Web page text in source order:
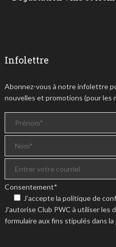
Infolettre
Abonnez-vous à notre infolettre
nouvelles et promotions (pour les
Consentement*
J’accepte la politique de
J’autorise Club PWC à utiliser les
formulaire aux fins stipulés dans la